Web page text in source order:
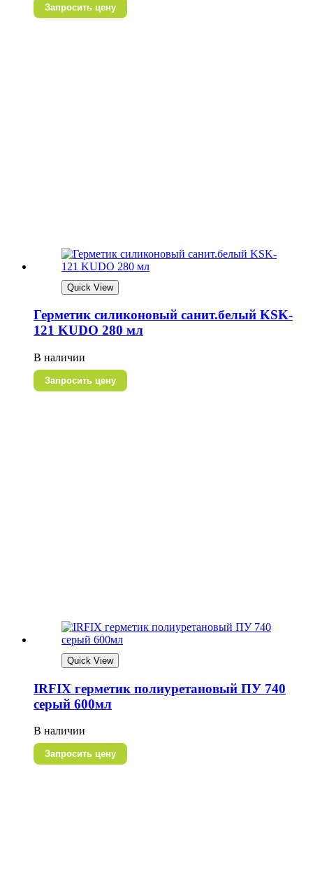
Запросить цену
Quick View
Герметик силиконовый санит.белый KSK-
121 KUDO 280 мл
В наличии
Запросить цену
Quick View
IRFIX герметик полиуретановый ПУ 740
серый 600мл
В наличии
Запросить цену